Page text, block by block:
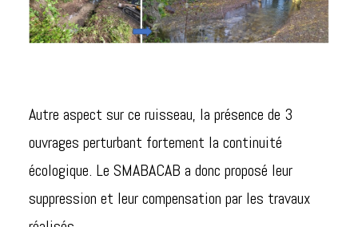
Autre aspect sur ce ruisseau, la présence de 3
ouvrages perturbant fortement la continuité
écologique. Le SMABACAB a donc proposé leur
suppression et leur compensation par les travaux